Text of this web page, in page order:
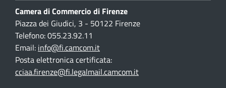
Camera di Commercio di Firenze
Piazza dei Giudici, 3 - 50122 Firenze
Telefono: 055.23.92.11
Email: info@fi.camcom.it
Posta elettronica certificata:
cciaa.firenze@fi.legalmail.camcom.it